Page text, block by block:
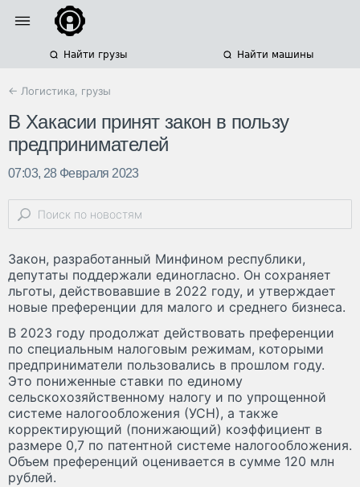
Найти грузы Найти машины
← Логистика, грузы
В Хакасии принят закон в пользу
предпринимателей
07:03, 28 Февраля 2023
Закон, разработанный Минфином республики,
депутаты поддержали единогласно. Он сохраняет
льготы, действовавшие в 2022 году, и утверждает
новые преференции для малого и среднего бизнеса.
В 2023 году продолжат действовать преференции
по специальным налоговым режимам, которыми
предприниматели пользовались в прошлом году.
Это пониженные ставки по единому
сельскохозяйственному налогу и по упрощенной
системе налогообложения (УСН), а также
корректирующий (понижающий) коэффициент в
размере 0,7 по патентной системе налогообложения.
Объем преференций оценивается в сумме 120 млн
рублей.